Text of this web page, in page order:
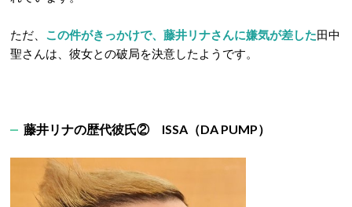
ただ、 この件がきっかけで、藤井リナさんに嫌気が差した田中
聖さんは、彼女との破局を決意したようです。
藤井リナの歴代彼氏② ISSA（DA PUMP）